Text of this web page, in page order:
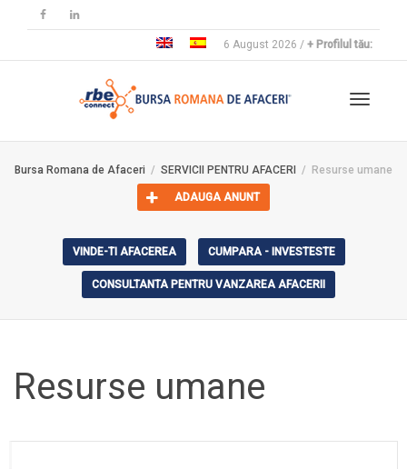
6 August 2026 / + Profilul tău:
Bursa Romana de Afaceri SERVICII PENTRU AFACERI Resurse umane
ADAUGA ANUNT
VINDE-TI AFACEREA CUMPARA - INVESTESTE
CONSULTANTA PENTRU VANZAREA AFACERII
Resurse umane